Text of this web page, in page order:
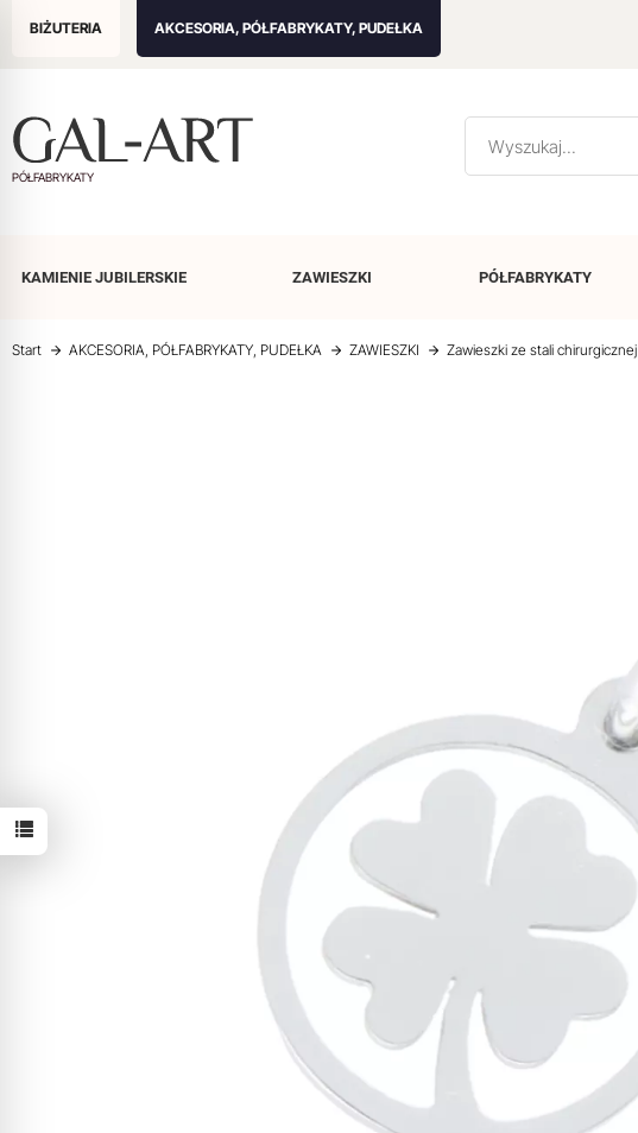
BIŻUTERIA AKCESORIA, PÓŁFABRYKATY, PUDEŁKA
PÓŁFABRYKATY
KAMIENIE JUBILERSKIE ZAWIESZKI PÓŁFABRYKATY
Start AKCESORIA, PÓŁFABRYKATY, PUDEŁKA ZAWIESZKI Zawieszki ze stali chirurgicznej